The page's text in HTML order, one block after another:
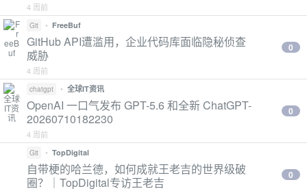
4 周前
Git • FreeBuf
GitHub API遭滥用，企业代码库面临隐秘侦查
威胁
4 周前
0
chatgpt • 全球IT资讯
OpenAI 一口气发布 GPT-5.6 和全新 ChatGPT-
20260710182230
4 周前
0
Git • TopDigital
自带梗的哈兰德，如何成就王老吉的世界级破
圈？｜TopDigital专访王老吉
0